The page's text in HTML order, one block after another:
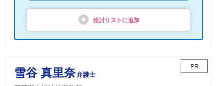
検討リストに追加
雪谷 真里奈弁護士
PR